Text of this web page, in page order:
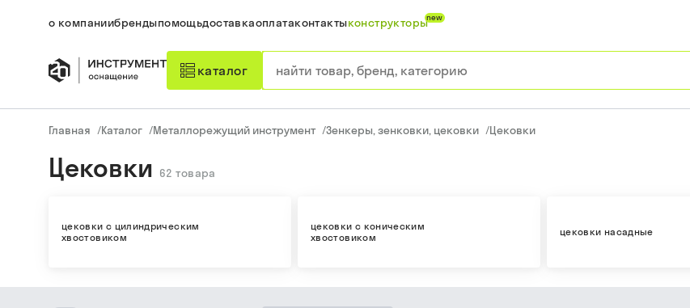
о компаниибрендыпомощьдоставкаоплатаконтактыконструкторыnew
каталог
Главная /Каталог /Металлорежущий инструмент /Зенкеры, зенковки, цековки /Цековки
Цековки 62 товара
цековки с цилиндрическим
хвостовиком
цековки с коническим
хвостовиком
цековки насадные